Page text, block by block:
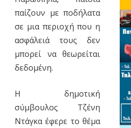
παίζουν με ποδήλατα
σε μια περιοχή που η
ασφάλειά τους δεν
μπορεί να θεωρείται
δεδομένη.
Η δημοτική
σύμβουλος Τζένη
Ντάγκα έφερε το θέμα